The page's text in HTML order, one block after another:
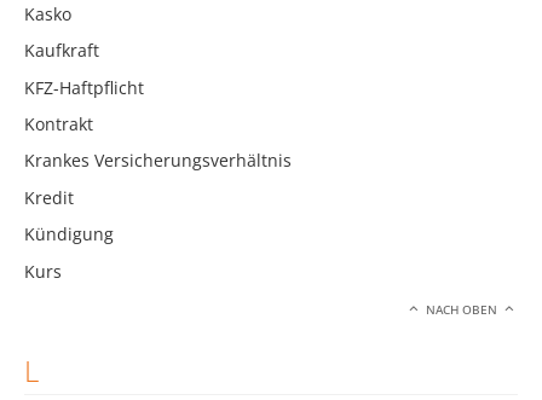
Kasko
Kaufkraft
KFZ-Haftpflicht
Kontrakt
Krankes Versicherungsverhältnis
Kredit
Kündigung
Kurs
NACH OBEN
L